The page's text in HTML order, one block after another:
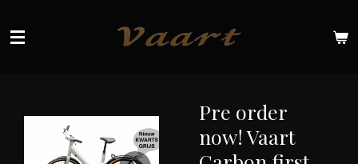
direct
Pre order
now! Vaart